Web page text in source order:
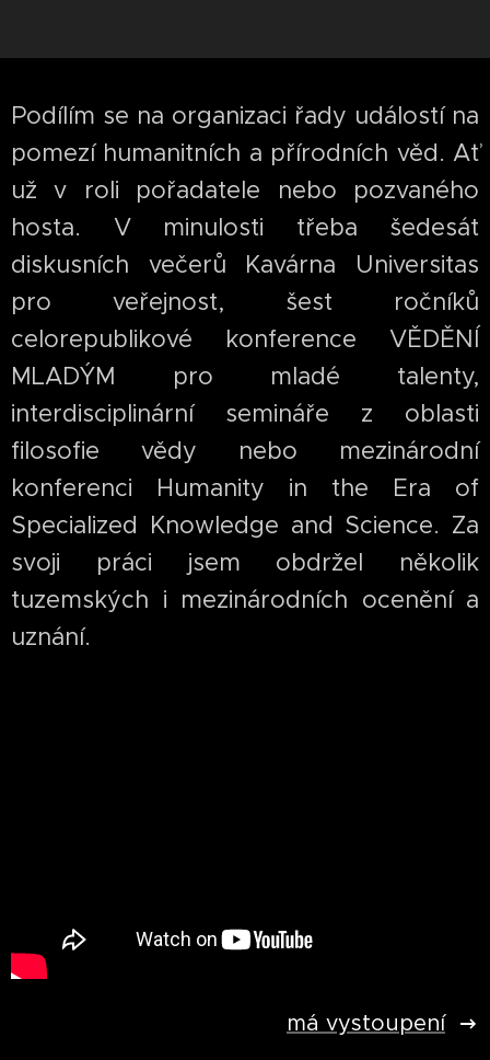
Podílím se na organizaci řady událostí na
pomezí humanitních a přírodních věd. Ať
už v roli pořadatele nebo pozvaného
hosta. V minulosti třeba šedesát
diskusních večerů Kavárna Universitas
pro veřejnost, šest ročníků
celorepublikové konference VĚDĚNÍ
MLADÝM pro mladé talenty,
interdisciplinární semináře z oblasti
filosofie vědy nebo mezinárodní
konferenci Humanity in the Era of
Specialized Knowledge and Science. Za
svoji práci jsem obdržel několik
tuzemských i mezinárodních ocenění a
uznání.
má vystoupení